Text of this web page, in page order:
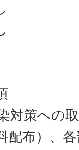
対策への
配布）、